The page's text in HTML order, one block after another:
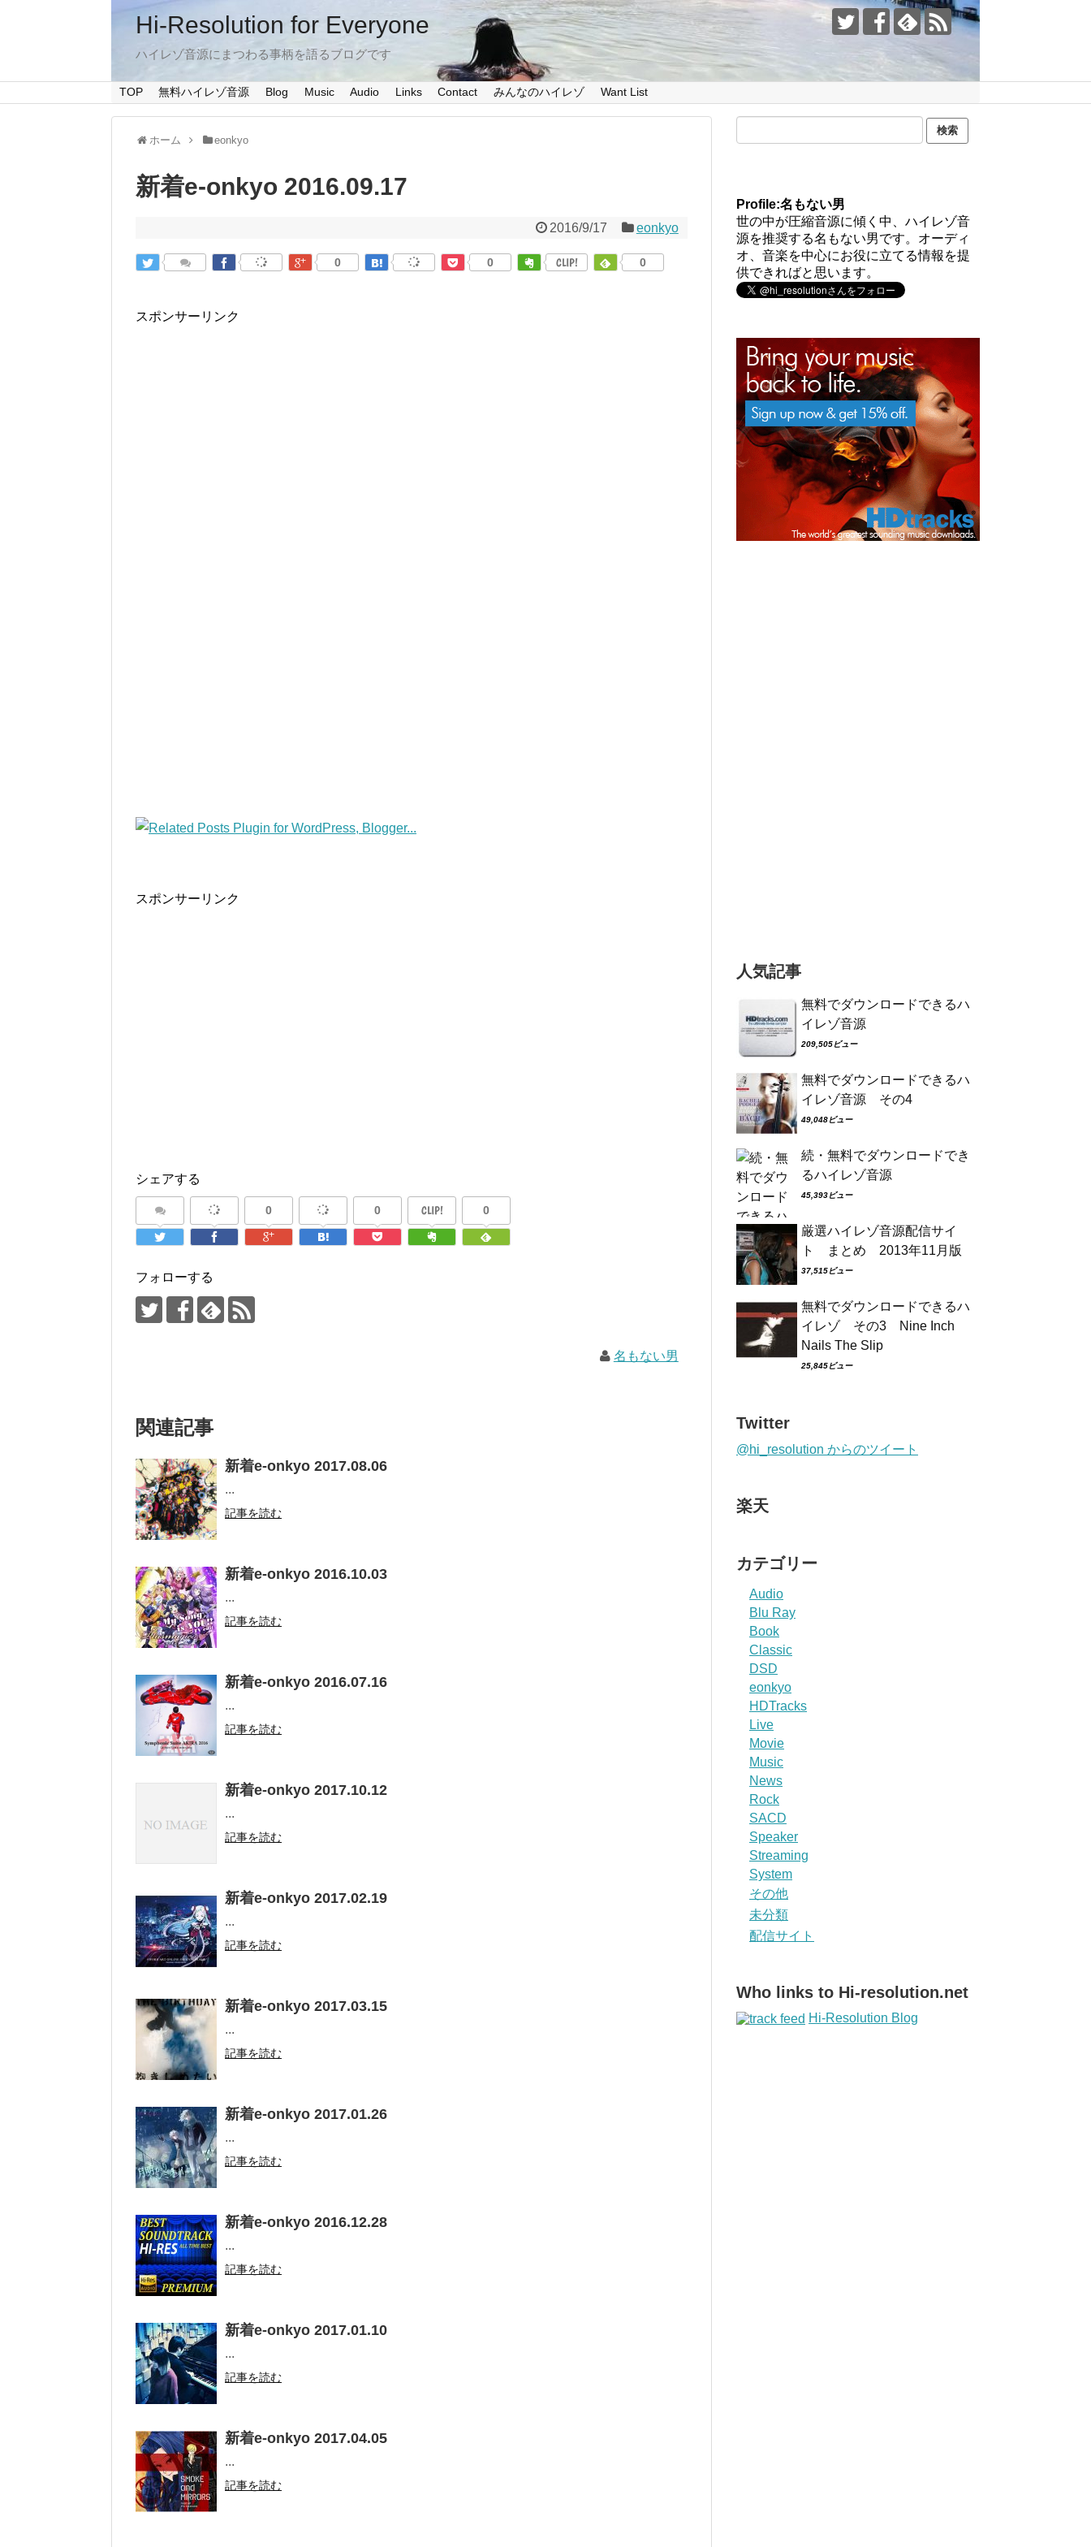
Hi-Resolution for Everyone
ハイレゾ音源にまつわる事柄を語るブログです
TOP 無料ハイレゾ音源 Blog Music Audio Links Contact みんなのハイレゾ Want List
ホーム eonkyo
新着e-onkyo 2016.09.17
2016/9/17 eonkyo
0 0 CLIP! 0
スポンサーリンク
スポンサーリンク
シェアする
0 0 CLIP! 0
フォローする
名もない男
関連記事
新着e-onkyo 2017.08.06
...
記事を読む
新着e-onkyo 2016.10.03
...
記事を読む
新着e-onkyo 2016.07.16
...
記事を読む
新着e-onkyo 2017.10.12
...
記事を読む
新着e-onkyo 2017.02.19
...
記事を読む
新着e-onkyo 2017.03.15
...
記事を読む
新着e-onkyo 2017.01.26
...
記事を読む
新着e-onkyo 2016.12.28
...
記事を読む
新着e-onkyo 2017.01.10
...
記事を読む
新着e-onkyo 2017.04.05
...
記事を読む
Profile:名もない男
世の中が圧縮音源に傾く中、ハイレゾ音
源を推奨する名もない男です。オーディ
オ、音楽を中心にお役に立てる情報を提
供できればと思います。
人気記事
無料でダウンロードできるハ
イレゾ音源
209,505ビュー
無料でダウンロードできるハ
イレゾ音源 その4
49,048ビュー
続・無料でダウンロードでき
るハイレゾ音源
45,393ビュー
厳選ハイレゾ音源配信サイ
ト まとめ 2013年11月版
37,515ビュー
無料でダウンロードできるハ
イレゾ その3 Nine Inch
Nails The Slip
25,845ビュー
Twitter
@hi_resolution からのツイート
楽天
カテゴリー
Audio
Blu Ray
Book
Classic
DSD
eonkyo
HDTracks
Live
Movie
Music
News
Rock
SACD
Speaker
Streaming
System
その他
未分類
配信サイト
Who links to Hi-resolution.net
Hi-Resolution Blog